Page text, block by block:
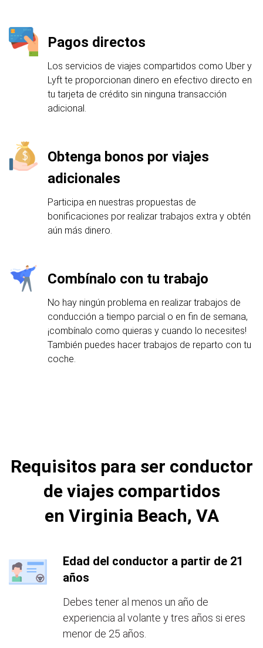
Pagos directos
Los servicios de viajes compartidos como Uber y
Lyft te proporcionan dinero en efectivo directo en
tu tarjeta de crédito sin ninguna transacción
adicional.
Obtenga bonos por viajes
adicionales
Participa en nuestras propuestas de
bonificaciones por realizar trabajos extra y obtén
aún más dinero.
Combínalo con tu trabajo
No hay ningún problema en realizar trabajos de
conducción a tiempo parcial o en fin de semana,
¡combínalo como quieras y cuando lo necesites!
También puedes hacer trabajos de reparto con tu
coche.
Requisitos para ser conductor
de viajes compartidos
en Virginia Beach, VA
Edad del conductor a partir de 21
años
Debes tener al menos un año de
experiencia al volante y tres años si eres
menor de 25 años.